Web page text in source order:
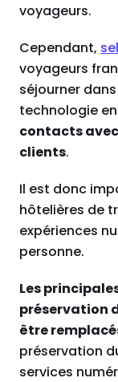
voyageurs.
Cependant,
voyageurs
séjourner
technologie
contacts
clients.
Il est donc
hôtelières de
expériences
personne.
Les
préservation
être
préservation
services